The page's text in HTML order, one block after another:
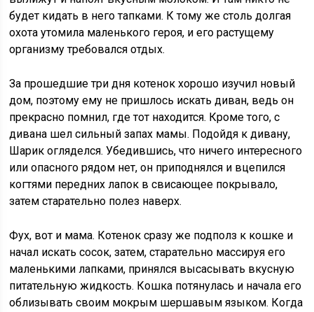
будет кидать в него тапками. К тому же столь долгая
охота утомила маленького героя, и его растущему
организму требовался отдых.
За прошедшие три дня котенок хорошо изучил новый
дом, поэтому ему не пришлось искать диван, ведь он
прекрасно помнил, где тот находится. Кроме того, с
дивана шел сильный запах мамы. Подойдя к дивану,
Шарик огляделся. Убедившись, что ничего интересного
или опасного рядом нет, он приподнялся и вцепился
когтями передних лапок в свисающее покрывало,
затем старательно полез наверх.
Фух, вот и мама. Котенок сразу же подполз к кошке и
начал искать сосок, затем, старательно массируя его
маленькими лапками, принялся высасывать вкусную
питательную жидкость. Кошка потянулась и начала его
облизывать своим мокрым шершавым языком. Когда